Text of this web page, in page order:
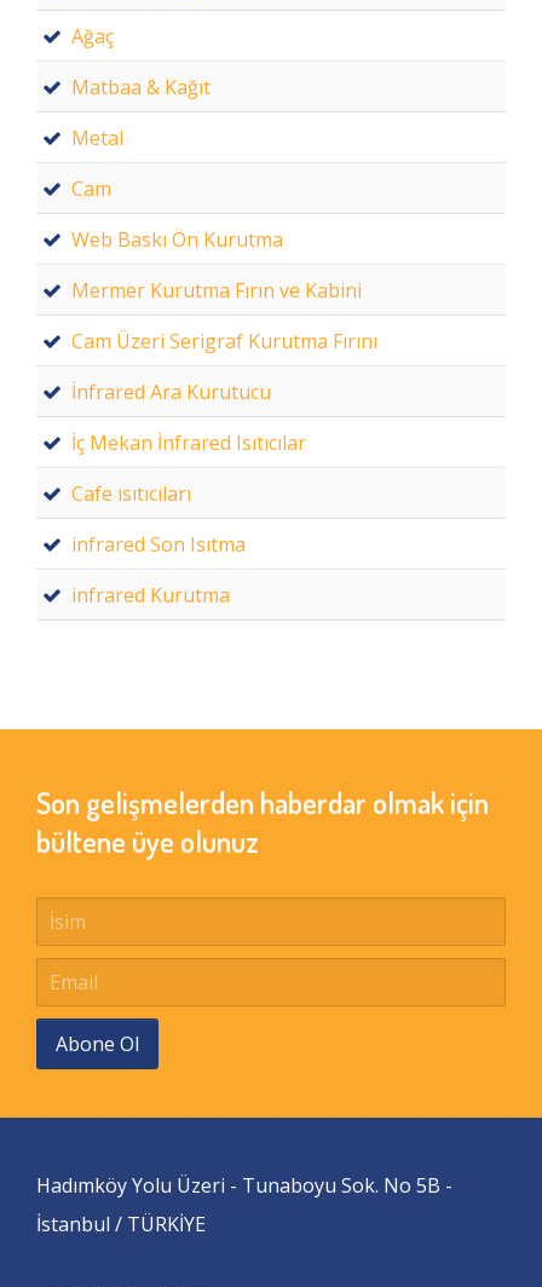
Ağaç
Matbaa & Kağıt
Metal
Cam
Web Baskı Ön Kurutma
Mermer Kurutma Fırın ve Kabini
Cam Üzeri Serigraf Kurutma Fırını
İnfrared Ara Kurutucu
İç Mekan İnfrared Isıtıcılar
Cafe ısıtıcıları
infrared Son Isıtma
infrared Kurutma
Son gelişmelerden haberdar olmak için
bültene üye olunuz
Abone Ol
Hadımköy Yolu Üzeri - Tunaboyu Sok. No 5B -
İstanbul / TÜRKİYE